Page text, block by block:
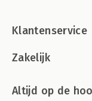
Klantenservice
Zakelijk
Altijd op de